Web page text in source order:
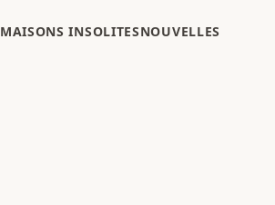
MAISONS INSOLITESNOUVELLES